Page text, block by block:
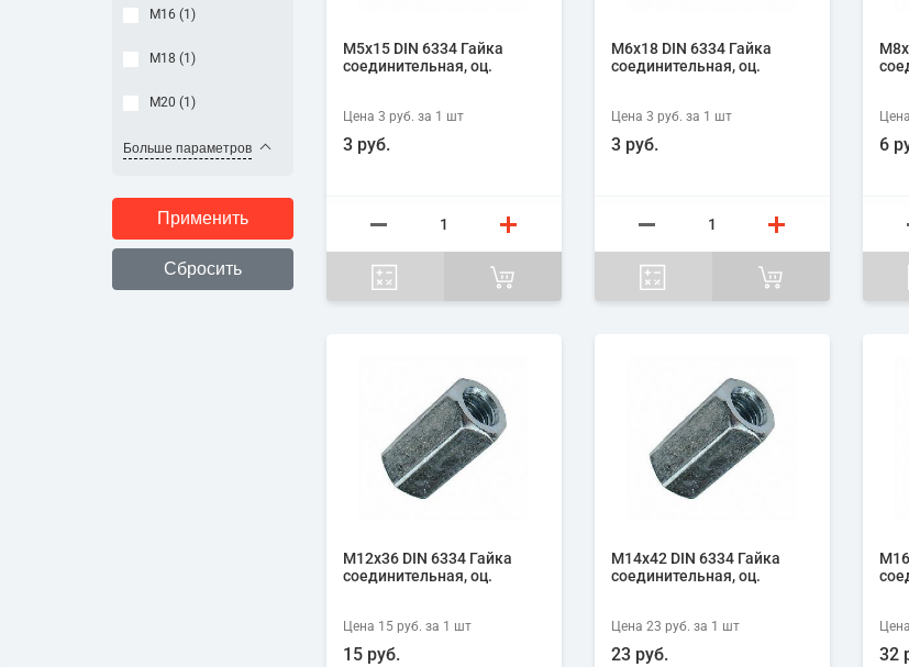
М16 (1 )
М18 (1 )
М20 (1 )
Больше параметров
М5х15 DIN 6334 Гайка
соединительная, оц.
Цена 3 руб. за 1 шт
3 руб.
М6х18 DIN 6334 Гайка
соединительная, оц.
Цена 3 руб. за 1 шт
3 руб.
Цена
6
М12х36 DIN 6334 Гайка
соединительная, оц.
Цена 15 руб. за 1 шт
15 руб.
М14х42 DIN 6334 Гайка
соединительная, оц.
Цена 23 руб. за 1 шт
23 руб.
Цена
32